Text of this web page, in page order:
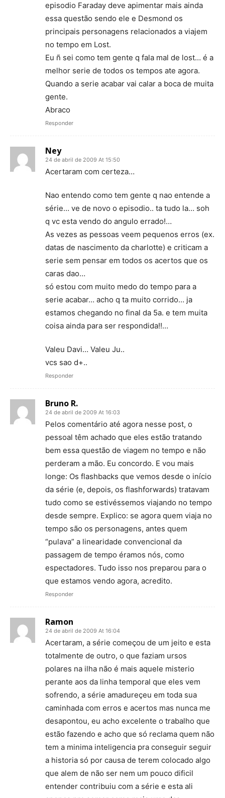
episodio Faraday deve apimentar mais ainda
essa questão sendo ele e Desmond os
principais personagens relacionados a viajem
no tempo em Lost.
Eu ñ sei como tem gente q fala mal de lost… é a
melhor serie de todos os tempos ate agora.
Quando a serie acabar vai calar a boca de muita
gente.
Abraco
Responder
Ney
24 de abril de 2009 At 15:50
Acertaram com certeza…
Nao entendo como tem gente q nao entende a
série… ve de novo o episodio.. ta tudo la… soh
q vc esta vendo do angulo errado!…
As vezes as pessoas veem pequenos erros (ex.
datas de nascimento da charlotte) e criticam a
serie sem pensar em todos os acertos que os
caras dao…
só estou com muito medo do tempo para a
serie acabar… acho q ta muito corrido… ja
estamos chegando no final da 5a. e tem muita
coisa ainda para ser respondida!!…
Valeu Davi… Valeu Ju..
vcs sao d+..
Responder
Bruno R.
24 de abril de 2009 At 16:03
Pelos comentário até agora nesse post, o
pessoal têm achado que eles estão tratando
bem essa questão de viagem no tempo e não
perderam a mão. Eu concordo. E vou mais
longe: Os flashbacks que vemos desde o início
da série (e, depois, os flashforwards) tratavam
tudo como se estivéssemos viajando no tempo
desde sempre. Explico: se agora quem viaja no
tempo são os personagens, antes quem
“pulava” a linearidade convencional da
passagem de tempo éramos nós, como
espectadores. Tudo isso nos preparou para o
que estamos vendo agora, acredito.
Responder
Ramon
24 de abril de 2009 At 16:04
Acertaram, a série começou de um jeito e esta
totalmente de outro, o que faziam ursos
polares na ilha não é mais aquele misterio
perante aos da linha temporal que eles vem
sofrendo, a série amadureçeu em toda sua
caminhada com erros e acertos mas nunca me
desapontou, eu acho excelente o trabalho que
estão fazendo e acho que só reclama quem não
tem a minima inteligencia pra conseguir seguir
a historia só por causa de terem colocado algo
que alem de não ser nem um pouco dificil
entender contribuiu com a série e esta ali